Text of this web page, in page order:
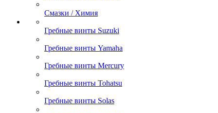
Смазки / Химия
Гребные винты Suzuki
Гребные винты Yamaha
Гребные винты Mercury
Гребные винты Tohatsu
Гребные винты Solas